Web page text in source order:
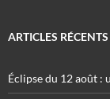
ARTICLES RÉCENTS
Éclipse du 12 août :